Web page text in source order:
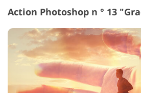
Action Photoshop n ° 13